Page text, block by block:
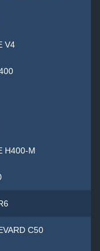
V4
M
C50